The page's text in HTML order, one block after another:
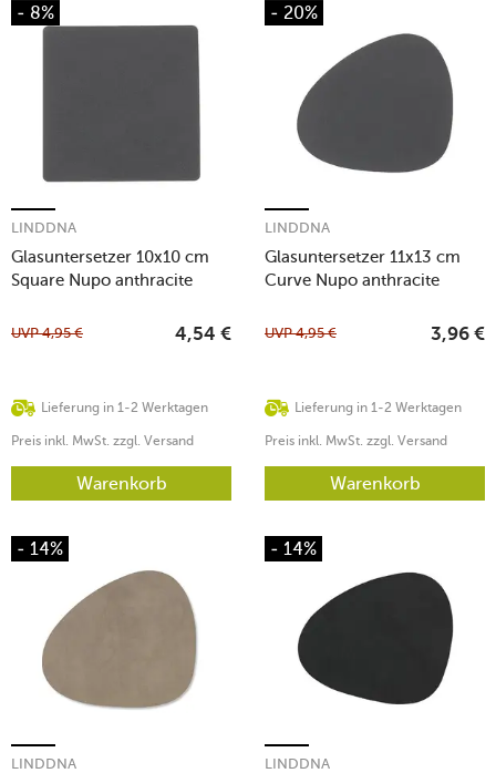
- 8%
Glasuntersetzer 10x10 cm
Square Nupo anthracite
LINDDNA
Lieferung in 1-2 Werktagen
UVP4,95 € 4,54 €
Preis inkl. MwSt. zzgl. Versand
Warenkorb
- 20%
Glasuntersetzer 11x13 cm
Curve Nupo anthracite
LINDDNA
Lieferung in 1-2 Werktagen
UVP4,95 € 3,96 €
Preis inkl. MwSt. zzgl. Versand
Warenkorb
- 14%
LINDDNA
- 14%
LINDDNA